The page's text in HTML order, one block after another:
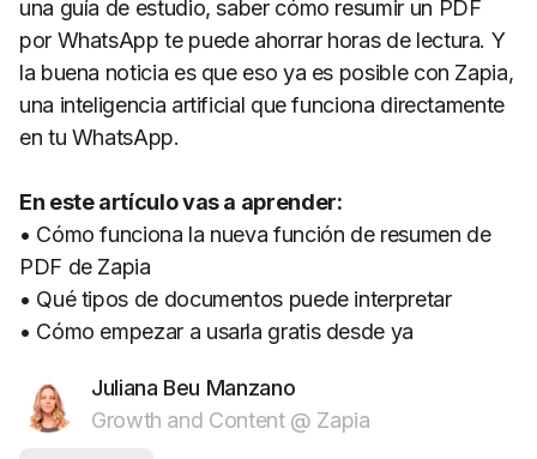
una guía de estudio, saber cómo resumir un PDF
por WhatsApp te puede ahorrar horas de lectura. Y
la buena noticia es que eso ya es posible con Zapia,
una inteligencia artificial que funciona directamente
en tu WhatsApp.
En este artículo vas a aprender:
• Cómo funciona la nueva función de resumen de
PDF de Zapia
• Qué tipos de documentos puede interpretar
• Cómo empezar a usarla gratis desde ya
Juliana Beu Manzano
Growth and Content @ Zapia